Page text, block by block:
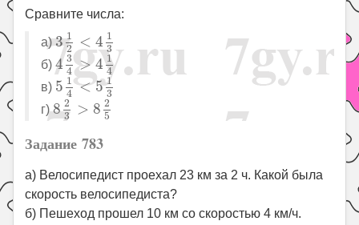
Поиск
Сравните числа:
а)3 1
2
< 4 1
3
1 13
б)4 3
4 > 4 1
4
434>414
в) 5 1
4 < 5 1
3
5 14<513
г)8 2
3
> 8 2
5
8 23 825
Задание 783
а) Велосипедист проехал 23 км за 2 ч. Какой была
скорость велосипедиста?
б) Пешеход прошел 10 км со скоростью 4 км/ч.